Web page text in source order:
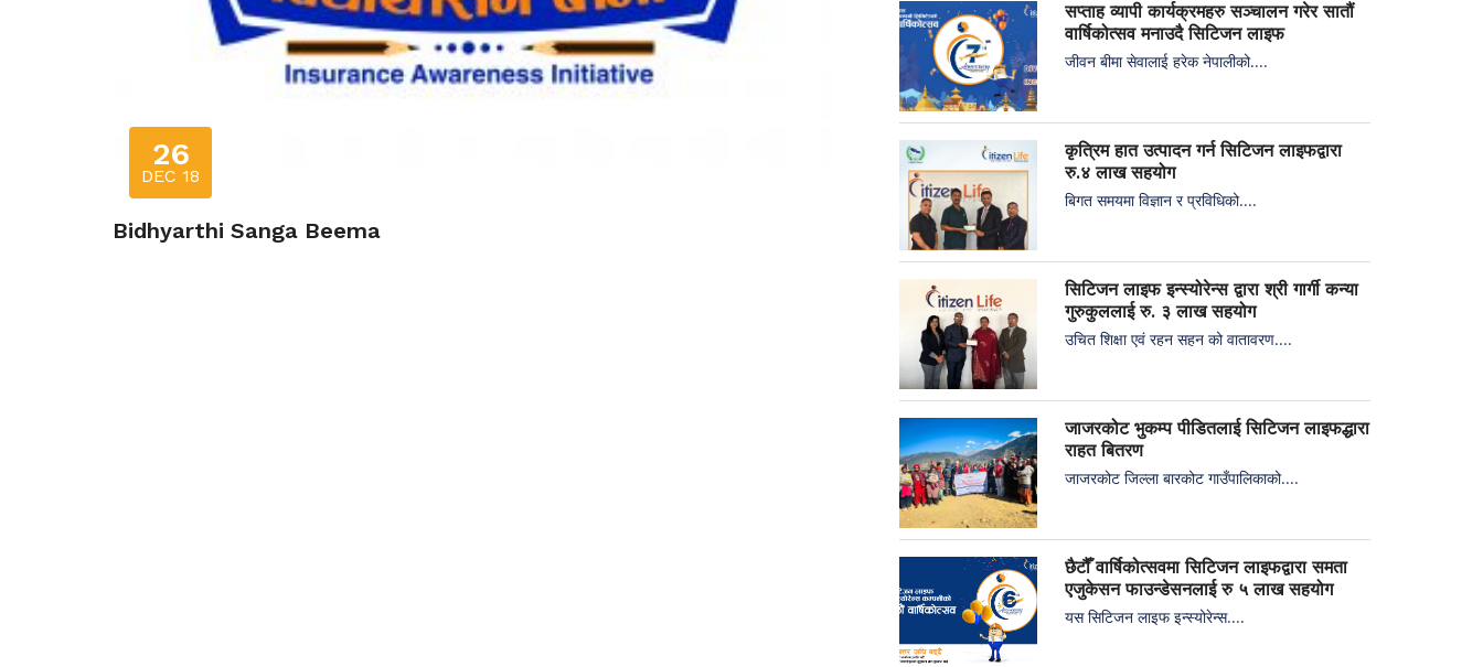
26
DEC 18
Bidhyarthi Sanga Beema
सप्ताह व्यापी कार्यक्रमहरु सञ्चालन गरेर सातौं
वार्षिकोत्सव मनाउदै सिटिजन लाइफ
जीवन बीमा सेवालाई हरेक नेपालीको....
कृत्रिम हात उत्पादन गर्न सिटिजन लाइफद्वारा
रु.४ लाख सहयोग
बिगत समयमा विज्ञान र प्रविधिको....
सिटिजन लाइफ इन्स्योरेन्स द्वारा श्री गार्गी कन्या
गुरुकुललाई रु. ३ लाख सहयोग
उचित शिक्षा एवं रहन सहन को वातावरण....
जाजरकोट भुकम्प पीडितलाई सिटिजन लाइफद्धारा
राहत बितरण
जाजरकोट जिल्ला बारकोट गाउँपालिकाको....
छैटौँ वार्षिकोत्सवमा सिटिजन लाइफद्वारा समता
एजुकेसन फाउन्डेसनलाई रु ५ लाख सहयोग
यस सिटिजन लाइफ इन्स्योरेन्स....